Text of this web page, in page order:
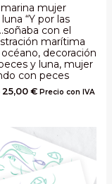
mujer
“Y por las
con el
marítima
decoración
y luna, mujer
con peces
25,00 € Precio con IVA